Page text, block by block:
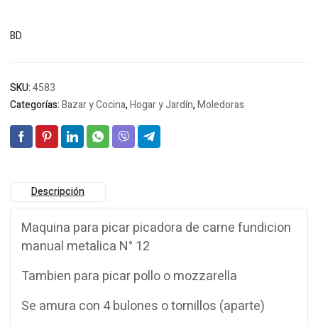
BD
SKU:4583
Categorías:Bazar y Cocina,Hogar y Jardín,Moledoras
Descripción
Maquina para picar picadora de carne fundicion
manual metalica N° 12
Tambien para picar pollo o mozzarella
Se amura con 4 bulones o tornillos (aparte)